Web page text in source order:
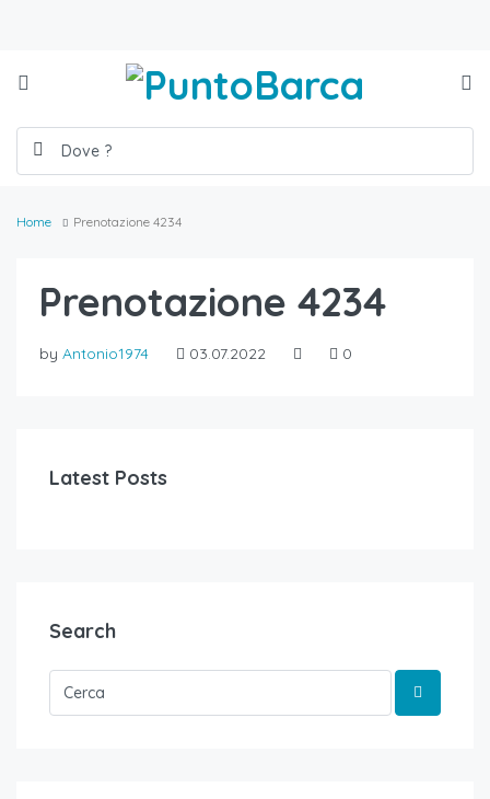
Home Prenotazione 4234
Prenotazione 4234
by Antonio1974 03.07.2022 0
Latest Posts
Search